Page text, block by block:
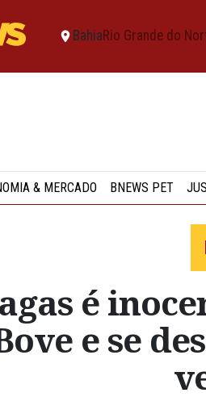
BahiaRio Grande do
& MERCADO BNEWS PET
é
e se